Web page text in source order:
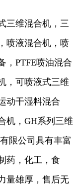
三维混合机，三
喷液混合机，喷
，PTFE喷油混合
，可喷液式三维
动干湿料混合
机，GH系列三维
限公司具有丰富
药，化工，食
量雄厚，售后无